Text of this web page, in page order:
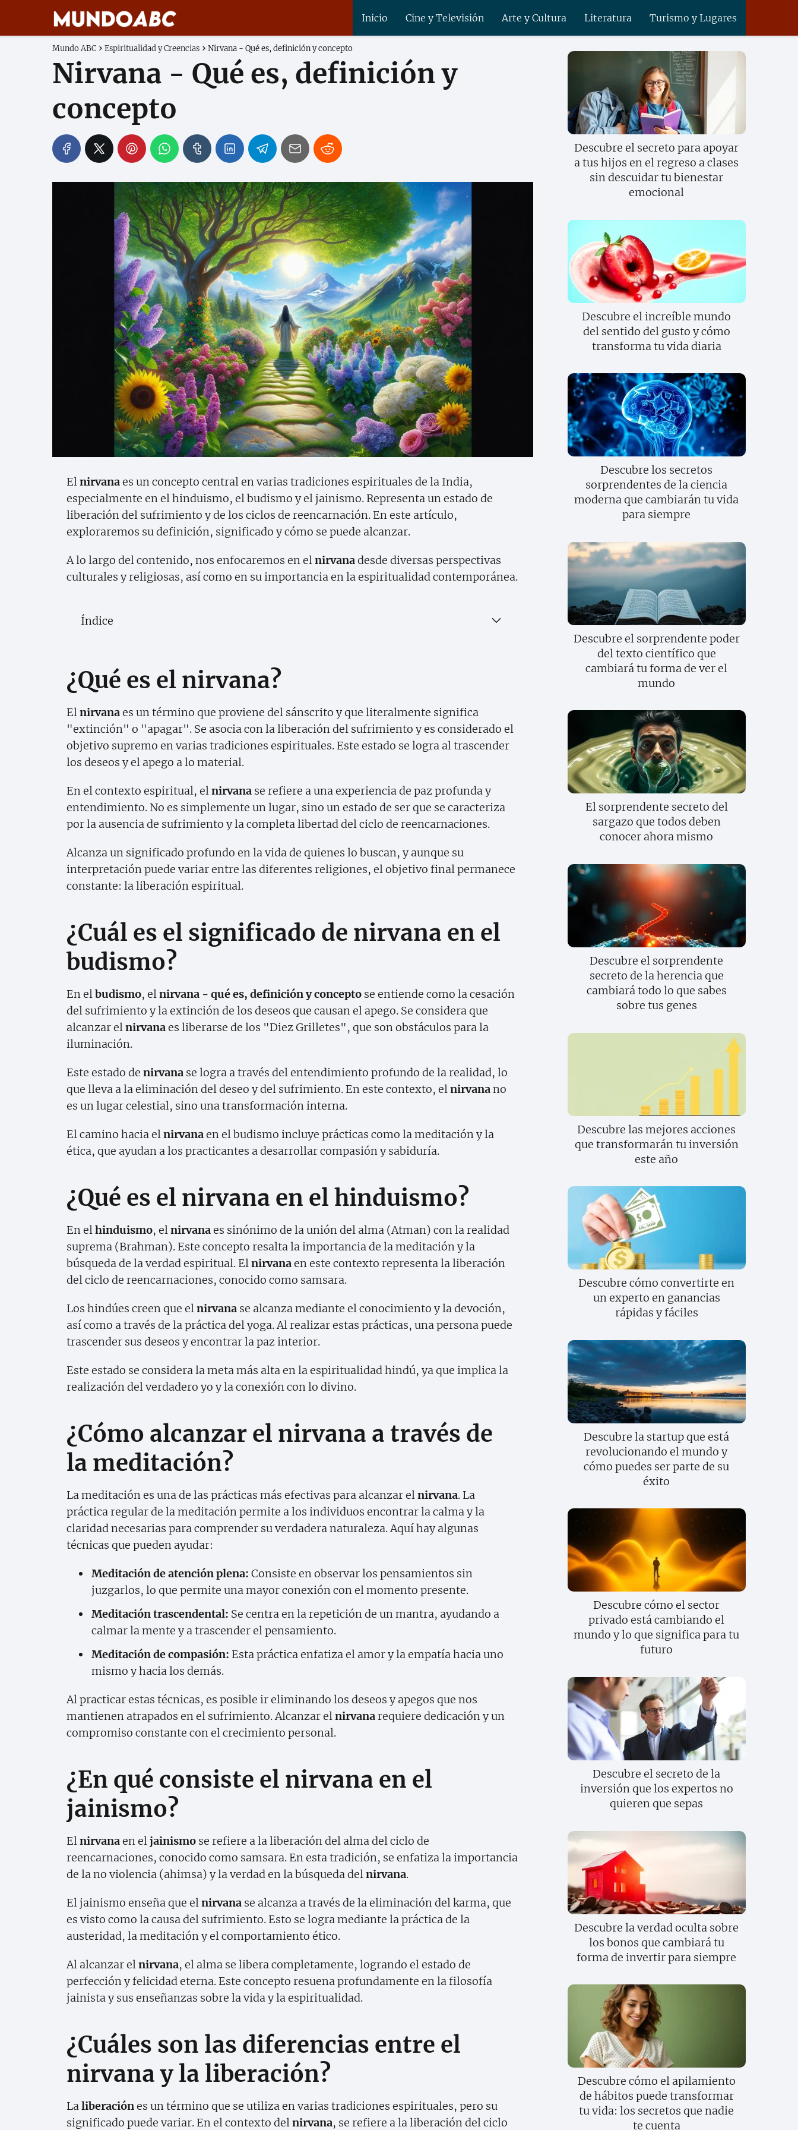
Inicio Cine y Televisión Arte y Cultura Literatura Turismo y Lugares
Mundo ABC Espiritualidad y Creencias Nirvana - Qué es, definición y concepto
Nirvana - Qué es, definición y
concepto
El nirvanaes un concepto central en varias tradiciones espirituales de la India,
especialmente en el hinduismo, el budismo y el jainismo. Representa un estado de
liberación del sufrimiento y de los ciclos de reencarnación. En este artículo,
exploraremos su definición, significado y cómo se puede alcanzar.
A lo largo del contenido, nos enfocaremos en el nirvanadesde diversas perspectivas
culturales y religiosas, así como en su importancia en la espiritualidad contemporánea.
Índice
¿Qué es el nirvana?
El nirvanaes un término que proviene del sánscrito y que literalmente significa
"extinción" o "apagar". Se asocia con la liberación del sufrimiento y es considerado el
objetivo supremo en varias tradiciones espirituales. Este estado se logra al trascender
los deseos y el apego a lo material.
En el contexto espiritual, el nirvana se refiere a una experiencia de paz profunda y
entendimiento. No es simplemente un lugar, sino un estado de ser que se caracteriza
por la ausencia de sufrimiento y la completa libertad del ciclo de reencarnaciones.
Alcanza un significado profundo en la vida de quienes lo buscan, y aunque su
interpretación puede variar entre las diferentes religiones, el objetivo final permanece
constante: la liberación espiritual.
¿Cuál es el significado de nirvana en el
budismo?
En el budismo, el nirvana - qué es, definición y concepto se entiende como la cesación
del sufrimiento y la extinción de los deseos que causan el apego. Se considera que
alcanzar el nirvanaes liberarse de los "Diez Grilletes", que son obstáculos para la
iluminación.
Este estado de nirvana se logra a través del entendimiento profundo de la realidad, lo
que lleva a la eliminación del deseo y del sufrimiento. En este contexto, el nirvanano
es un lugar celestial, sino una transformación interna.
El camino hacia el nirvanaen el budismo incluye prácticas como la meditación y la
ética, que ayudan a los practicantes a desarrollar compasión y sabiduría.
¿Qué es el nirvana en el hinduismo?
En el hinduismo, el nirvanaes sinónimo de la unión del alma (Atman) con la realidad
suprema (Brahman). Este concepto resalta la importancia de la meditación y la
búsqueda de la verdad espiritual. El nirvanaen este contexto representa la liberación
del ciclo de reencarnaciones, conocido como samsara.
Los hindúes creen que el nirvana se alcanza mediante el conocimiento y la devoción,
así como a través de la práctica del yoga. Al realizar estas prácticas, una persona puede
trascender sus deseos y encontrar la paz interior.
Este estado se considera la meta más alta en la espiritualidad hindú, ya que implica la
realización del verdadero yo y la conexión con lo divino.
¿Cómo alcanzar el nirvana a través de
la meditación?
La meditación es una de las prácticas más efectivas para alcanzar el nirvana. La
práctica regular de la meditación permite a los individuos encontrar la calma y la
claridad necesarias para comprender su verdadera naturaleza. Aquí hay algunas
técnicas que pueden ayudar:
Meditación de atención plena: Consiste en observar los pensamientos sin
juzgarlos, lo que permite una mayor conexión con el momento presente.
Meditación trascendental: Se centra en la repetición de un mantra, ayudando a
calmar la mente y a trascender el pensamiento.
Meditación de compasión: Esta práctica enfatiza el amor y la empatía hacia uno
mismo y hacia los demás.
Al practicar estas técnicas, es posible ir eliminando los deseos y apegos que nos
mantienen atrapados en el sufrimiento. Alcanzar el nirvana requiere dedicación y un
compromiso constante con el crecimiento personal.
¿En qué consiste el nirvana en el
jainismo?
El nirvanaen el jainismo se refiere a la liberación del alma del ciclo de
reencarnaciones, conocido como samsara. En esta tradición, se enfatiza la importancia
de la no violencia (ahimsa) y la verdad en la búsqueda del nirvana.
El jainismo enseña que el nirvana se alcanza a través de la eliminación del karma, que
es visto como la causa del sufrimiento. Esto se logra mediante la práctica de la
austeridad, la meditación y el comportamiento ético.
Al alcanzar el nirvana, el alma se libera completamente, logrando el estado de
perfección y felicidad eterna. Este concepto resuena profundamente en la filosofía
jainista y sus enseñanzas sobre la vida y la espiritualidad.
¿Cuáles son las diferencias entre el
nirvana y la liberación?
La liberaciónes un término que se utiliza en varias tradiciones espirituales, pero su
significado puede variar. En el contexto del nirvana, se refiere a la liberación del ciclo
Descubre el secreto para apoyar
a tus hijos en el regreso a clases
sin descuidar tu bienestar
emocional
Descubre el increíble mundo
del sentido del gusto y cómo
transforma tu vida diaria
Descubre los secretos
sorprendentes de la ciencia
moderna que cambiarán tu vida
para siempre
Descubre el sorprendente poder
del texto científico que
cambiará tu forma de ver el
mundo
El sorprendente secreto del
sargazo que todos deben
conocer ahora mismo
Descubre el sorprendente
secreto de la herencia que
cambiará todo lo que sabes
sobre tus genes
Descubre las mejores acciones
que transformarán tu inversión
este año
Descubre cómo convertirte en
un experto en ganancias
rápidas y fáciles
Descubre la startup que está
revolucionando el mundo y
cómo puedes ser parte de su
éxito
Descubre cómo el sector
privado está cambiando el
mundo y lo que significa para tu
futuro
Descubre el secreto de la
inversión que los expertos no
quieren que sepas
Descubre la verdad oculta sobre
los bonos que cambiará tu
forma de invertir para siempre
Descubre cómo el apilamiento
de hábitos puede transformar
tu vida: los secretos que nadie
te cuenta